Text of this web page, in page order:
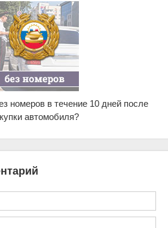
номеров в течение 10 дней после
автомобиля?